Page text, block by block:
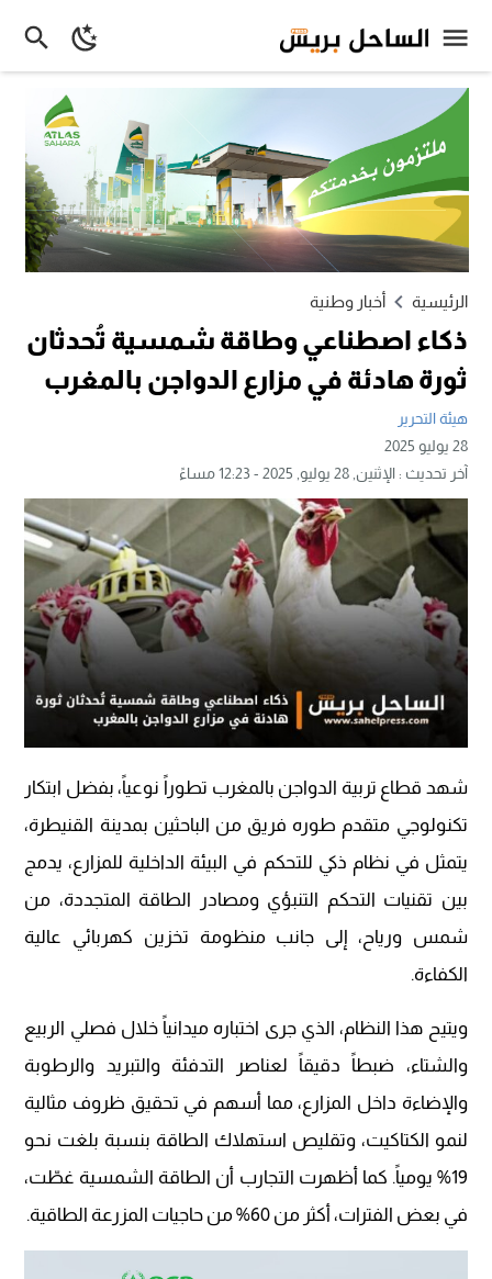
الرئيسية أخبار وطنية
ذكاء اصطناعي وطاقة شمسية تُحدثان
ثورة هادئة في مزارع الدواجن بالمغرب
هيئة التحرير
28 يوليو 2025
آخر تحديث :الإثنين, 28 يوليو, 2025 - 12:23 مساءً
شهد قطاع تربية الدواجن بالمغرب تطوراً نوعياً، بفضل ابتكار
تكنولوجي متقدم طوره فريق من الباحثين بمدينة القنيطرة،
يتمثل في نظام ذكي للتحكم في البيئة الداخلية للمزارع، يدمج
بين تقنيات التحكم التنبؤي ومصادر الطاقة المتجددة، من
شمس ورياح، إلى جانب منظومة تخزين كهربائي عالية
الكفاءة.
ويتيح هذا النظام، الذي جرى اختباره ميدانياً خلال فصلي الربيع
والشتاء، ضبطاً دقيقاً لعناصر التدفئة والتبريد والرطوبة
والإضاءة داخل المزارع، مما أسهم في تحقيق ظروف مثالية
لنمو الكتاكيت، وتقليص استهلاك الطاقة بنسبة بلغت نحو
19% يومياً. كما أظهرت التجارب أن الطاقة الشمسية غطّت،
في بعض الفترات، أكثر من 60% من حاجيات المزرعة الطاقية.